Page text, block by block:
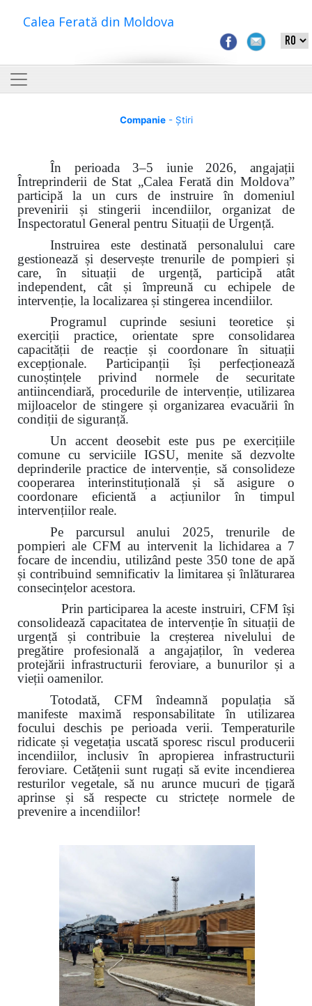
Calea Ferată din Moldova
Companie- Știri
În perioada 3–5 iunie 2026, angajații
Întreprinderii de Stat „Calea Ferată din Moldova”
participă la un curs de instruire în domeniul
prevenirii și stingerii incendiilor, organizat de
Inspectoratul General pentru Situații de Urgență.
Instruirea este destinată personalului care
gestionează și deservește trenurile de pompieri și
care, în situații de urgență, participă atât
independent, cât și împreună cu echipele de
intervenție, la localizarea și stingerea incendiilor.
Programul cuprinde sesiuni teoretice și
exerciții practice, orientate spre consolidarea
capacității de reacție și coordonare în situații
excepționale. Participanții își perfecționează
cunoștințele privind normele de securitate
antiincendiară, procedurile de intervenție, utilizarea
mijloacelor de stingere și organizarea evacuării în
condiții de siguranță.
Un accent deosebit este pus pe exercițiile
comune cu serviciile IGSU, menite să dezvolte
deprinderile practice de intervenție, să consolideze
cooperarea interinstituțională și să asigure o
coordonare eficientă a acțiunilor în timpul
intervențiilor reale.
Pe parcursul anului 2025, trenurile de
pompieri ale CFM au intervenit la lichidarea a 7
focare de incendiu, utilizând peste 350 tone de apă
și contribuind semnificativ la limitarea și înlăturarea
consecințelor acestora.
Prin participarea la aceste instruiri, CFM își
consolidează capacitatea de intervenție în situații de
urgență și contribuie la creșterea nivelului de
pregătire profesională a angajaților, în vederea
protejării infrastructurii feroviare, a bunurilor și a
vieții oamenilor.
Totodată, CFM îndeamnă populația să
manifeste maximă responsabilitate în utilizarea
focului deschis pe perioada verii. Temperaturile
ridicate și vegetația uscată sporesc riscul producerii
incendiilor, inclusiv în apropierea infrastructurii
feroviare. Cetățenii sunt rugați să evite incendierea
resturilor vegetale, să nu arunce mucuri de țigară
aprinse și să respecte cu strictețe normele de
prevenire a incendiilor!